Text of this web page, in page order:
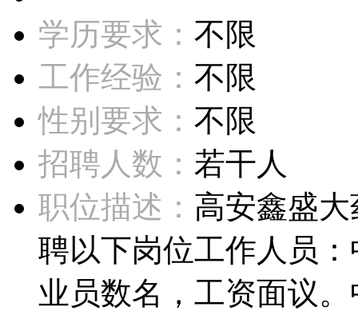
学历要求： 不限
工作经验： 不限
性别要求： 不限
招聘人数： 若干人
职位描述： 高安鑫盛
聘以下岗位工作人员
业员数名，工资面议